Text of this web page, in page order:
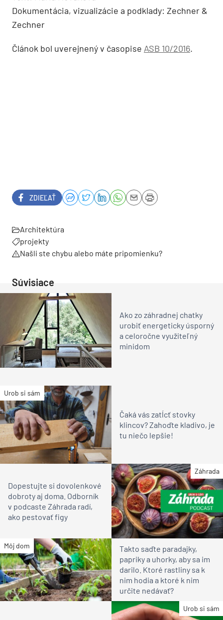
Dokumentácia, vizualizácie a podklady: Zechner &
Zechner
Článok bol uverejnený v časopise ASB 10/2016.
ZDIEĽAŤ
Architektúra
projekty
Našli ste chybu alebo máte pripomienku?
Súvisiace
Ako zo záhradnej chatky
urobiť energeticky úsporný
a celoročne využiteľný
minidom
Urob si sám
Čaká vás zatĺcť stovky
klincov? Zahoďte kladivo, je
tu niečo lepšie!
Záhrada
Dopestujte si dovolenkové
dobroty aj doma. Odborník
v podcaste Záhrada radí,
ako pestovať figy
Môj dom
Takto saďte paradajky,
papriky a uhorky, aby sa im
darilo. Ktoré rastliny sa k
nim hodia a ktoré k nim
určite nedávať?
Urob si sám